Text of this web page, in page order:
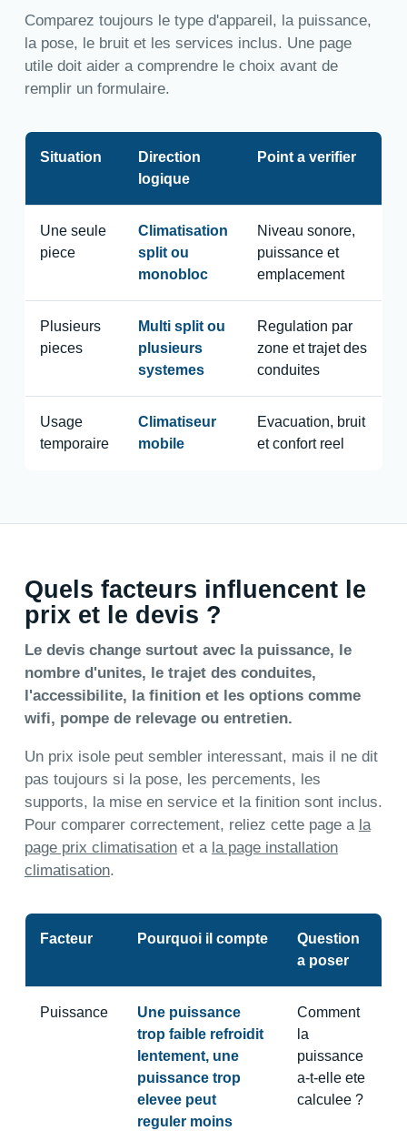
Comparez toujours le type d'appareil, la puissance,
la pose, le bruit et les services inclus. Une page
utile doit aider a comprendre le choix avant de
remplir un formulaire.
Situation
Direction
logique
Point a verifier
Une seule
piece
Climatisation
split ou
monobloc
Niveau sonore,
puissance et
emplacement
Plusieurs
pieces
Multi split ou
plusieurs
systemes
Regulation par
zone et trajet des
conduites
Usage
temporaire
Climatiseur
mobile
Evacuation, bruit
et confort reel
Quels facteurs influencent le
prix et le devis ?
Le devis change surtout avec la puissance, le
nombre d'unites, le trajet des conduites,
l'accessibilite, la finition et les options comme
wifi, pompe de relevage ou entretien.
Un prix isole peut sembler interessant, mais il ne dit
pas toujours si la pose, les percements, les
supports, la mise en service et la finition sont inclus.
Pour comparer correctement, reliez cette page a la
page prix climatisationet a la page installation
climatisation.
Facteur Pourquoi il compte
Question
a poser
Puissance
Une puissance
trop faible refroidit
lentement, une
puissance trop
elevee peut
reguler moins
Comment
la
puissance
a-t-elle ete
calculee ?